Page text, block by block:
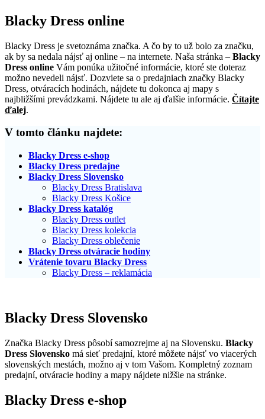
Blacky Dress online
Blacky Dress je svetoznáma značka. A čo by to už bolo za značku,
ak by sa nedala nájsť aj online – na internete. Naša stránka – Blacky
Dress online Vám ponúka užitočné informácie, ktoré ste doteraz
možno nevedeli nájsť. Dozviete sa o predajniach značky Blacky
Dress, otváracích hodinách, nájdete tu dokonca aj mapy s
najbližšími prevádzkami. Nájdete tu ale aj ďalšie informácie. Čítajte
ďalej.
V tomto článku najdete:
Blacky Dress e-shop
Blacky Dress predajne
Blacky Dress Slovensko
Blacky Dress Bratislava
Blacky Dress Košice
Blacky Dress katalóg
Blacky Dress outlet
Blacky Dress kolekcia
Blacky Dress oblečenie
Blacky Dress otváracie hodiny
Vrátenie tovaru Blacky Dress
Blacky Dress – reklamácia
Blacky Dress Slovensko
Značka Blacky Dress pôsobí samozrejme aj na Slovensku. Blacky
Dress Slovensko má sieť predajní, ktoré môžete nájsť vo viacerých
slovenských mestách, možno aj v tom Vašom. Kompletný zoznam
predajní, otváracie hodiny a mapy nájdete nižšie na stránke.
Blacky Dress e-shop